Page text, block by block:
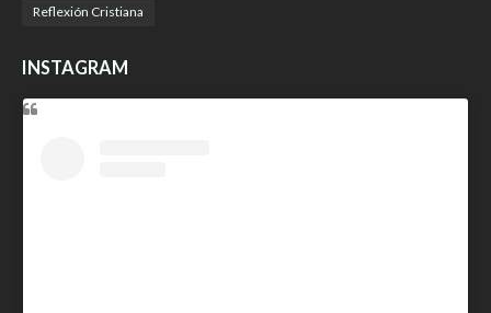
Reflexión Cristiana
INSTAGRAM